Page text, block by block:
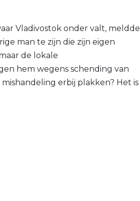
Vladivostok onder valt, meldde
man te zijn die zijn eigen
de lokale
hem wegens schending van
erbij plakken? Het is